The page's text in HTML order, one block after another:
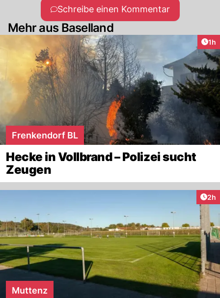
Schreibe einen Kommentar
Mehr aus Baselland
1h
Frenkendorf BL
Hecke in Vollbrand – Polizei sucht
Zeugen
2h
Muttenz